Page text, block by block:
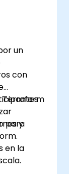
de
un
con
Terraform
y
para
en la